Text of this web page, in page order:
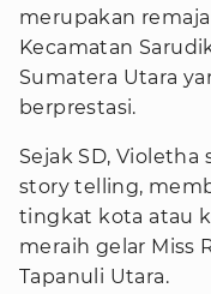
merupakan remaja
Kecamatan
Sumatera Utara
berprestasi.
Sejak SD,
story telling,
tingkat kota atau
meraih gelar Miss
Tapanuli Utara.